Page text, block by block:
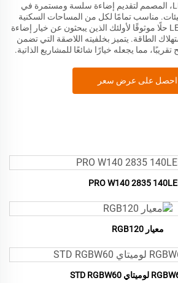
اكتشف قوة شريط LED، المصمم لتقديم إضاءة سلسة ومستمرة في
مناسب تمامًا لكل من المساحات السكنية
والتجارية، يقدم شريط LED حلًا موثوقًا لأولئك الذين يبحثون عن خيار إضاءة
الطاقة. يتميز بخلفيته اللاصقة التي تضمن
مما يجعله خيارًا شائعًا للمشاريع الذاتية.
احصل على عرض سعر
PRO W140 2835
معيار RGB120